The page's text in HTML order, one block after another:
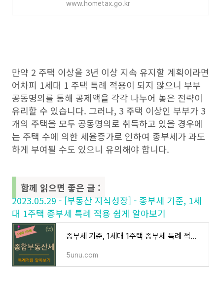
www.hometax.go.kr
만약 2 주택 이상을 3년 이상 지속 유지할 계획이라면
어차피 1세대 1 주택 특례 적용이 되지 않으니 부부
공동명의를 통해 공제액을 각각 나누어 놓은 전략이
유리할 수 있습니다. 그러나, 3 주택 이상인 부부가 3
개의 주택을 모두 공동명의로 취득하고 있을 경우에
는 주택 수에 의한 세율증가로 인하여 종부세가 과도
하게 부여될 수도 있으니 유의해야 합니다.
함께 읽으면 좋은 글 :
2023.05.29 - [부동산 지식성장] - 종부세 기준, 1세
대 1주택 종부세 특례 적용 쉽게 알아보기
종부세 기준, 1세대 1주택 종부세 특례 적용 쉽게 알아보기
5unu.com